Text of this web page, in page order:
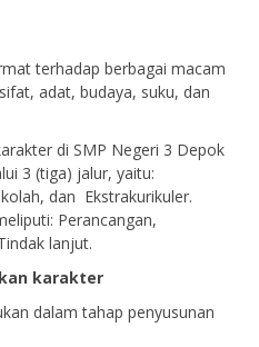
terhadap berbagai macam
adat, budaya, suku, dan
di SMP Negeri 3 Depok
3 (tiga) jalur, yaitu:
dan Ekstrakurikuler.
Perancangan,
lanjut.
karakter
dalam tahap penyusunan